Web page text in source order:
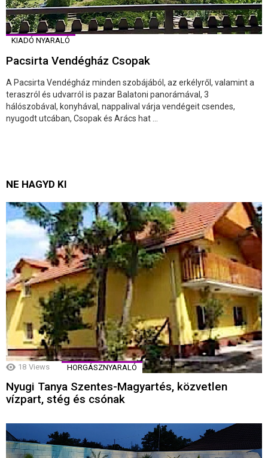
KIADÓ NYARALÓ
Pacsirta Vendégház Csopak
A Pacsirta Vendégház minden szobájából, az erkélyről, valamint a
teraszról és udvarról is pazar Balatoni panorámával, 3
hálószobával, konyhával, nappalival várja vendégeit csendes,
nyugodt utcában, Csopak és Arács hat ...
NE HAGYD KI
18 Views HORGÁSZNYARALÓ
Nyugi Tanya Szentes-Magyartés, közvetlen
vízpart, stég és csónak